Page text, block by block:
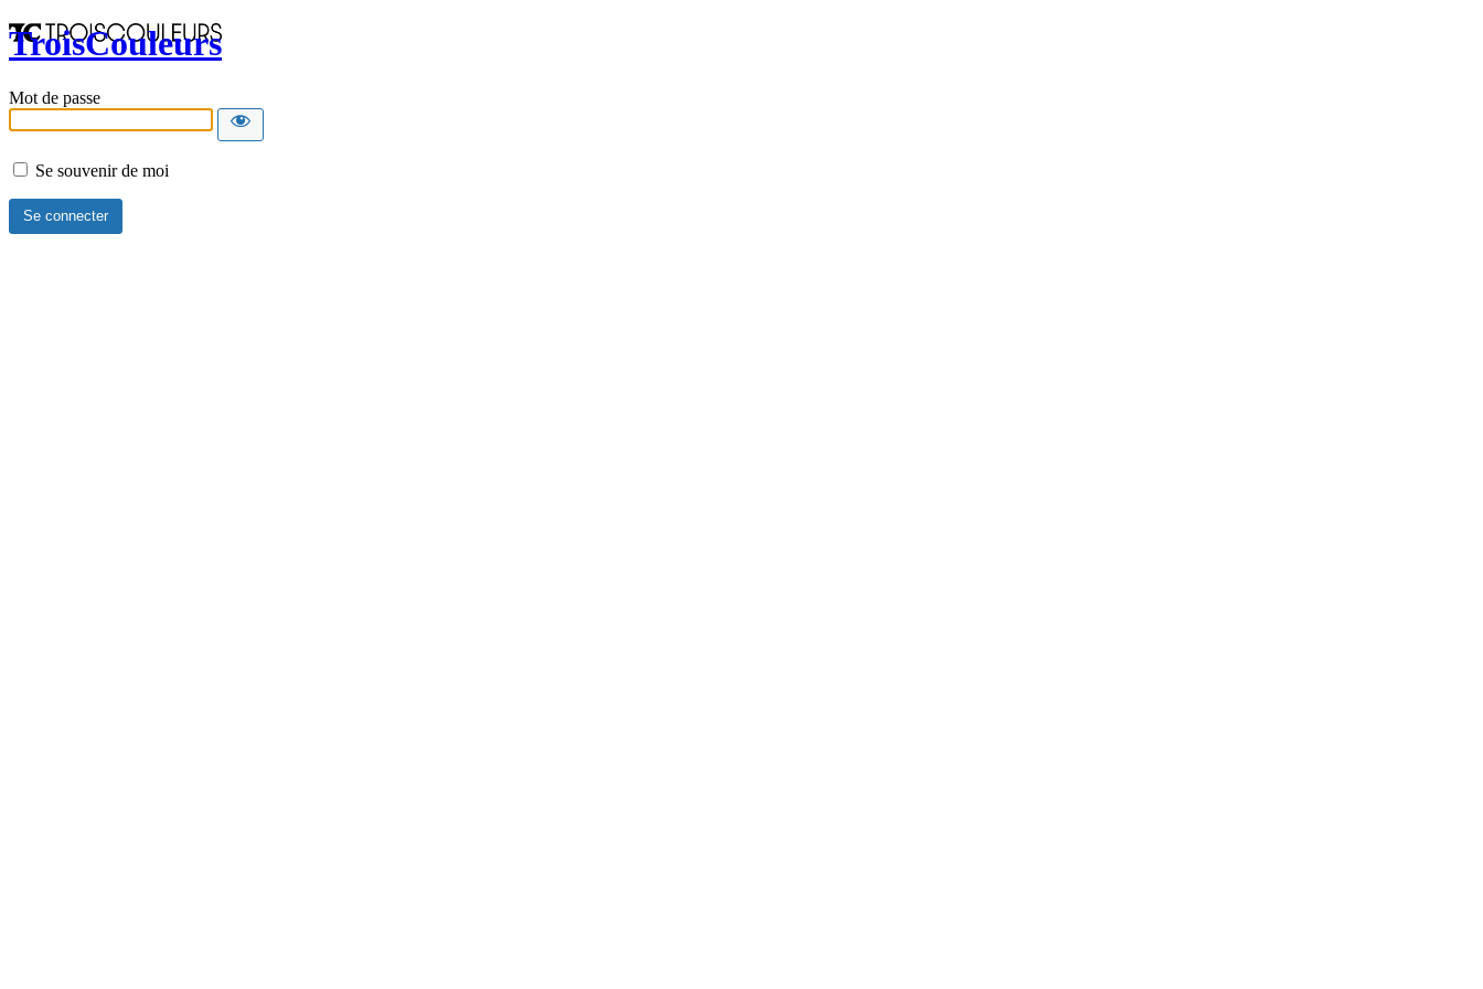
TroisCouleurs
Mot de passe
Se souvenir de moi